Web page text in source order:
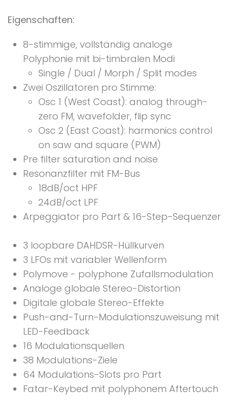
Eigenschaften:
8-stimmige, vollständig analoge
Polyphonie mit bi-timbralen Modi
Single / Dual / Morph / Split modes
Zwei Oszillatoren pro Stimme:
Osc 1 (West Coast): analog through-
zero FM, wavefolder, flip sync
Osc 2 (East Coast): harmonics control
on saw and square (PWM)
Pre filter saturation and noise
Resonanzfilter mit FM-Bus
18dB/oct HPF
24dB/oct LPF
Arpeggiator pro Part & 16-Step-Sequenzer
3 loopbare DAHDSR-Hüllkurven
3 LFOs mit variabler Wellenform
Polymove - polyphone Zufallsmodulation
Analoge globale Stereo-Distortion
Digitale globale Stereo-Effekte
Push-and-Turn-Modulationszuweisung mit
LED-Feedback
16 Modulationsquellen
38 Modulations-Ziele
64 Modulations-Slots pro Part
Fatar-Keybed mit polyphonem Aftertouch